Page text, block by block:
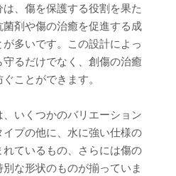
、傷を保護する役割を果た
剤や傷の治癒を促進する成
多いです。この設計によっ
るだけでなく、創傷の治癒
ことができます。
いくつかのバリエーション
プの他に、水に強い仕様の
ているもの、さらには傷の
な形状のものが揃っていま